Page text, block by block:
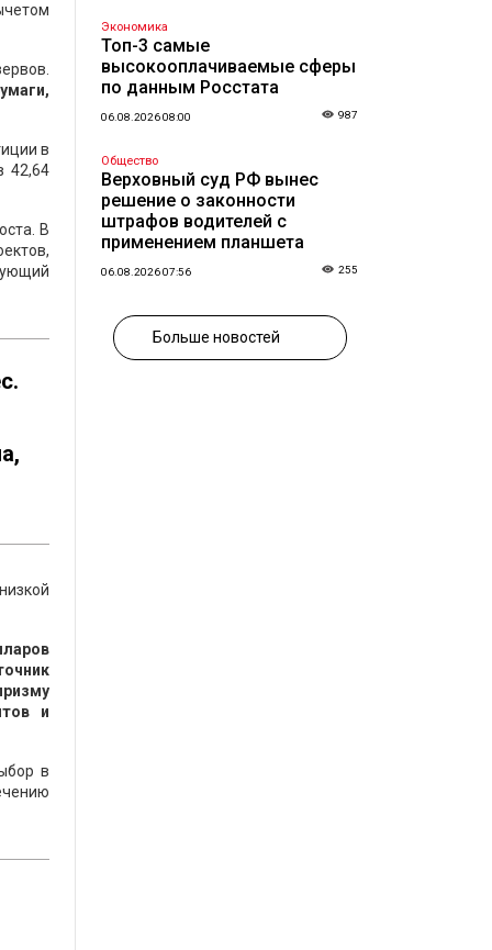
в
42,64
В
и
в
Экономика
Топ-3 самые
высокооплачиваемые сферы
по данным Росстата
06.08.2026 08:00 987
Общество
Верховный суд РФ вынес
решение о законности
штрафов водителей с
применением планшета
06.08.2026 07:56 255
Больше новостей